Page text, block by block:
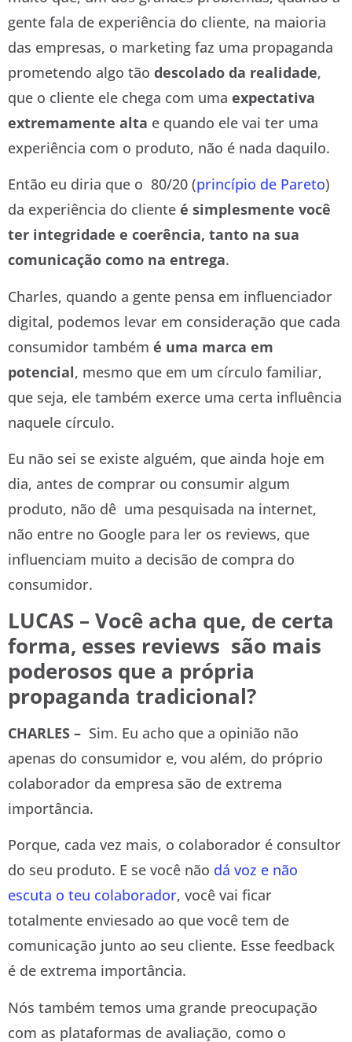
gente fala de experiência do cliente, na maioria
das empresas, o marketing faz uma propaganda
prometendo algo tão descolado da realidade,
que o cliente ele chega com uma expectativa
extremamente alta e quando ele vai ter uma
experiência com o produto, não é nada daquilo.
Então eu diria que o 80/20 (princípio de Pareto)
da experiência do cliente é simplesmente você
ter integridade e coerência, tanto na sua
comunicação como na entrega.
Charles, quando a gente pensa em influenciador
digital, podemos levar em consideração que cada
consumidor também é uma marca em
potencial, mesmo que em um círculo familiar,
que seja, ele também exerce uma certa influência
naquele círculo.
Eu não sei se existe alguém, que ainda hoje em
dia, antes de comprar ou consumir algum
produto, não dê uma pesquisada na internet,
não entre no Google para ler os reviews, que
influenciam muito a decisão de compra do
consumidor.
LUCAS – Você acha que, de certa
forma, esses reviews são mais
poderosos que a própria
propaganda tradicional?
CHARLES – Sim. Eu acho que a opinião não
apenas do consumidor e, vou além, do próprio
colaborador da empresa são de extrema
importância.
Porque, cada vez mais, o colaborador é consultor
do seu produto. E se você não dá voz e não
escuta o teu colaborador, você vai ficar
totalmente enviesado ao que você tem de
comunicação junto ao seu cliente. Esse feedback
é de extrema importância.
Nós também temos uma grande preocupação
com as plataformas de avaliação, como o